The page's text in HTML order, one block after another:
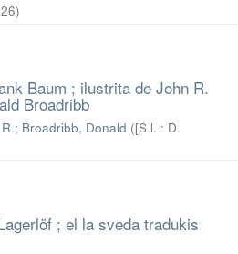
)
Baum ; ilustrita de John R.
Broadribb
; Broadribb, Donald ([S.l. : D.
; el la sveda tradukis